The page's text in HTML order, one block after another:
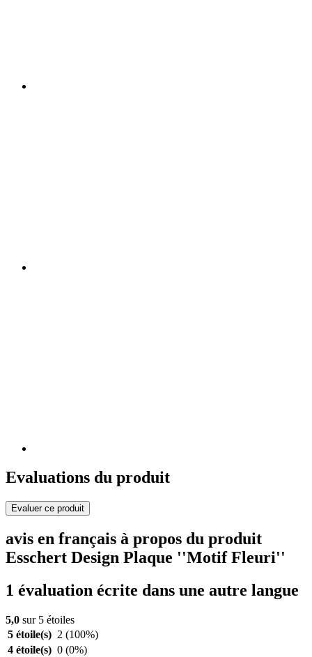
Evaluations du produit
Evaluer ce produit
avis en français à propos du produit
Esschert Design Plaque ''Motif Fleuri''
1 évaluation écrite dans une autre langue
5,0 sur 5 étoiles
5 étoile(s) 2 (100%)
4 étoile(s) 0 (0%)